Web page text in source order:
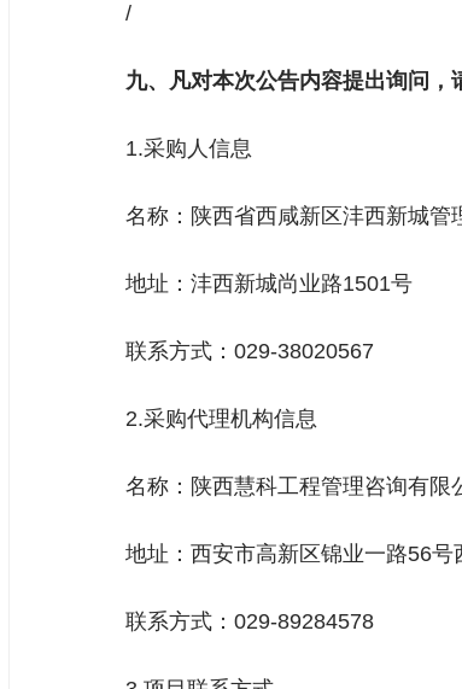
/
九、凡对本次公告内容提出询问，
1.采购人信息
名称：陕西省西咸新区沣西新城管
地址：沣西新城尚业路1501号
联系方式：029-38020567
2.采购代理机构信息
名称：陕西慧科工程管理咨询有限
地址：西安市高新区锦业一路56
联系方式：029-89284578